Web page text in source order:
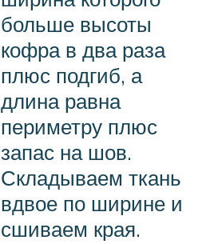
больше высоты
кофра в два раза
плюс подгиб, а
длина равна
периметру плюс
запас на шов.
Складываем ткань
вдвое по ширине и
сшиваем края.